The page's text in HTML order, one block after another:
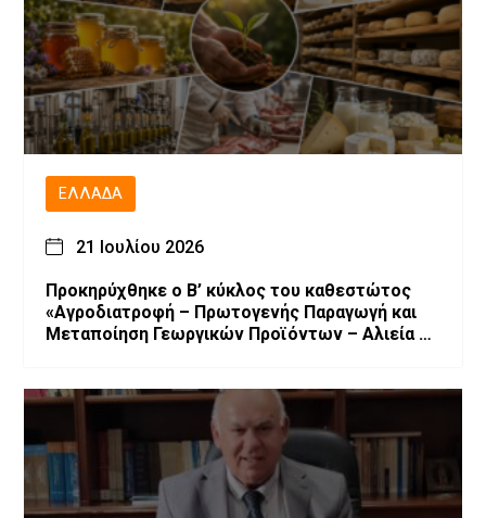
ΕΛΛΆΔΑ
21 Ιουλίου 2026
Προκηρύχθηκε ο Β’ κύκλος του καθεστώτος
«Αγροδιατροφή – Πρωτογενής Παραγωγή και
Μεταποίηση Γεωργικών Προϊόντων – Αλιεία –